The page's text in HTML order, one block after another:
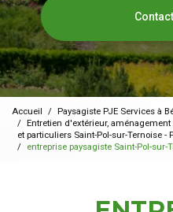
Accueil
Paysagiste PJE Services à
Entretien d'extérieur,
et particuliers Saint-Pol-sur-Ternoise -
entreprise paysagiste Saint-Pol-sur-